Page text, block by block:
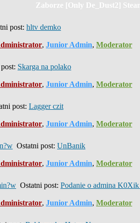
Zaborze [Only De_Dust2]
post: hltv demko
, Junior Admin, Moderator
Skarga na polako
, Junior Admin, Moderator
post: Lagger czit
, Junior Admin, Moderator
Ostatni post: UnBanik
, Junior Admin, Moderator
Ostatni post: Podanie o admina
, Junior Admin, Moderator